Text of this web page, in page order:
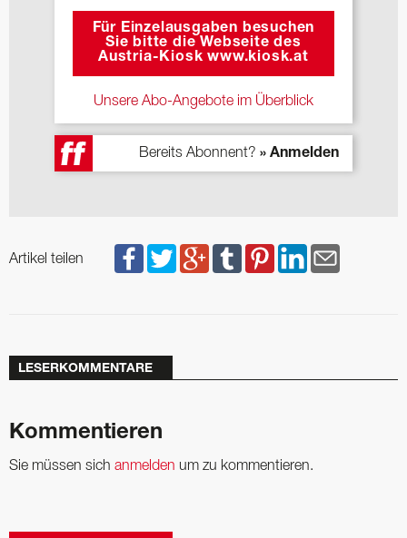
Für Einzelausgaben besuchen
Sie bitte die Webseite des
Austria-Kiosk www.kiosk.at
Unsere Abo-Angebote im Überblick
Bereits Abonnent? » Anmelden
Artikel teilen
LESERKOMMENTARE
Kommentieren
Sie müssen sich anmelden um zu kommentieren.